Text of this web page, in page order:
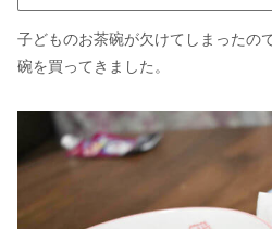
子どものお茶碗が欠けてしまったの
碗を買ってきました。